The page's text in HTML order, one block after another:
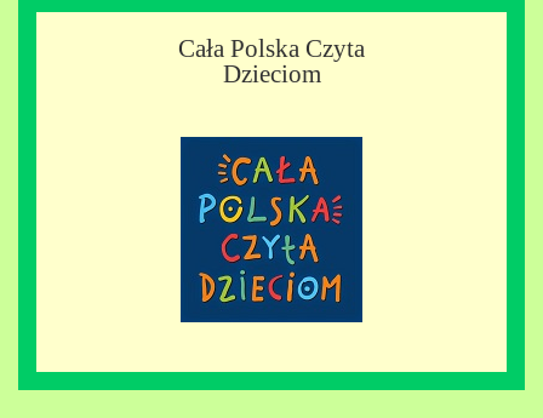
Cała Polska Czyta
Dzieciom